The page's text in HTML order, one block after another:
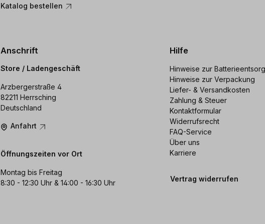
Katalog bestellen
Anschrift
Store / Ladengeschäft
Arzbergerstraße 4
82211 Herrsching
Deutschland
Anfahrt
Öffnungszeiten vor Ort
Montag bis Freitag
8:30 - 12:30 Uhr & 14:00 - 16:30 Uhr
Hilfe
Hinweise zur
Hinweise zur Verpackung
Liefer- & Versandkosten
Zahlung & Steuer
Kontaktformular
Widerrufsrecht
FAQ-Service
Über uns
Karriere
Vertrag widerrufen